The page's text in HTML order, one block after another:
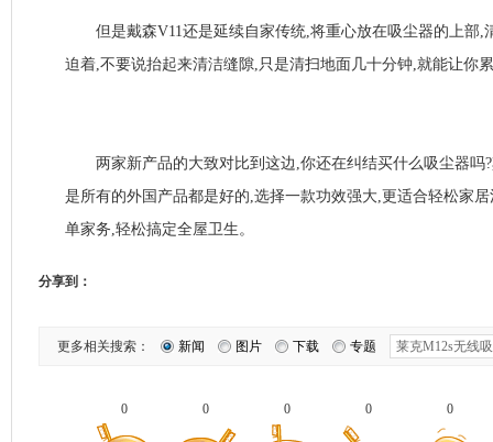
但是戴森V11还是延续自家传统,将重心放在吸尘器的上部,
迫着,不要说抬起来清洁缝隙,只是清扫地面几十分钟,就能让你
两家新产品的大致对比到这边,你还在纠结买什么吸尘器吗?
是所有的外国产品都是好的,选择一款功效强大,更适合轻松家
单家务,轻松搞定全屋卫生。
分享到：
更多相关搜索： 新闻 图片 下载 专题
0 0 0 0 0